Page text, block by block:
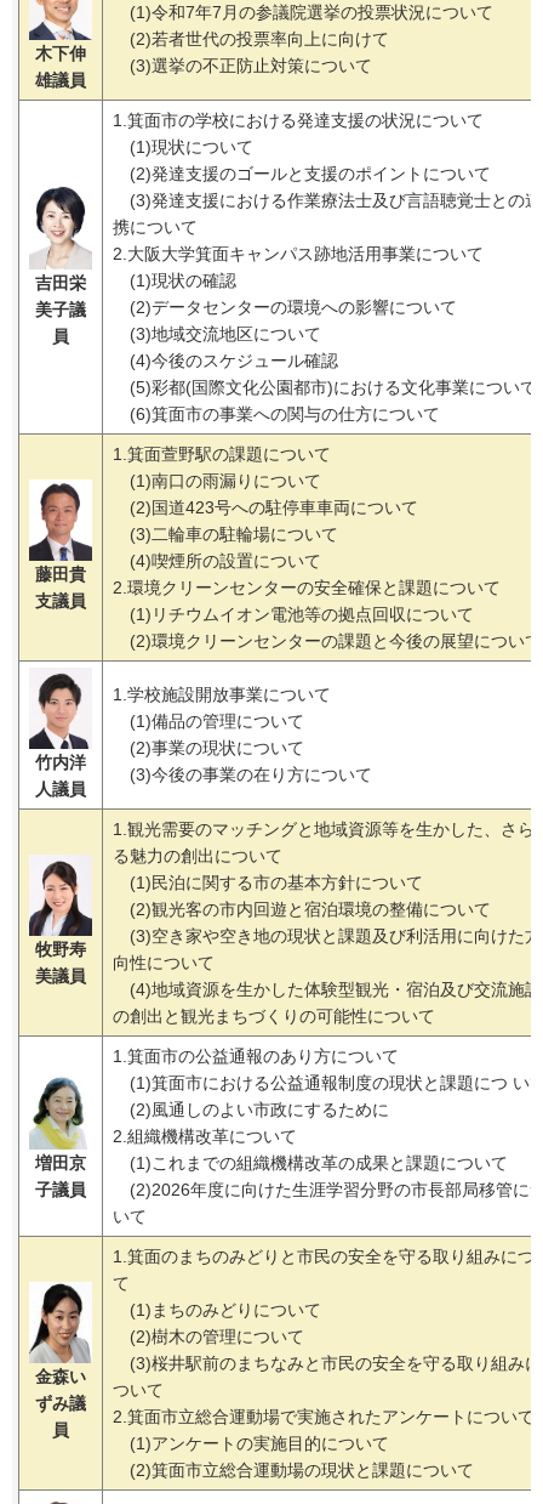
木下伸
雄議員
(1)令和7年7月の参議院選挙の投票状況について
(2)若者世代の投票率向上に向けて
(3)選挙の不正防止対策について
吉田栄
美子議
員
1.箕面市の学校における発達支援の状況について
(1)現状について
(2)発達支援のゴールと支援のポイントについて
(3)発達支援における作業療法士及び言語聴覚士との連
携について
2.大阪大学箕面キャンパス跡地活用事業について
(1)現状の確認
(2)データセンターの環境への影響について
(3)地域交流地区について
(4)今後のスケジュール確認
(5)彩都(国際文化公園都市)における文化事業について
(6)箕面市の事業への関与の仕方について
藤田貴
支議員
1.箕面萱野駅の課題について
(1)南口の雨漏りについて
(2)国道423号への駐停車車両について
(3)二輪車の駐輪場について
(4)喫煙所の設置について
2.環境クリーンセンターの安全確保と課題について
(1)リチウムイオン電池等の拠点回収について
(2)環境クリーンセンターの課題と今後の展望について
竹内洋
人議員
1.学校施設開放事業について
(1)備品の管理について
(2)事業の現状について
(3)今後の事業の在り方について
牧野寿
美議員
1.観光需要のマッチングと地域資源等を生かした、さら
る魅力の創出について
(1)民泊に関する市の基本方針について
(2)観光客の市内回遊と宿泊環境の整備について
(3)空き家や空き地の現状と課題及び利活用に向けた方
向性について
(4)地域資源を生かした体験型観光・宿泊及び交流施設
の創出と観光まちづくりの可能性について
増田京
子議員
1.箕面市の公益通報のあり方について
(1)箕面市における公益通報制度の現状と課題につ い
(2)風通しのよい市政にするために
2.組織機構改革について
(1)これまでの組織機構改革の成果と課題について
(2)2026年度に向けた生涯学習分野の市長部局移管に
いて
金森い
ずみ議
員
1.箕面のまちのみどりと市民の安全を守る取り組みにつ
て
(1)まちのみどりについて
(2)樹木の管理について
(3)桜井駅前のまちなみと市民の安全を守る取り組みに
ついて
2.箕面市立総合運動場で実施されたアンケートについて
(1)アンケートの実施目的について
(2)箕面市立総合運動場の現状と課題について